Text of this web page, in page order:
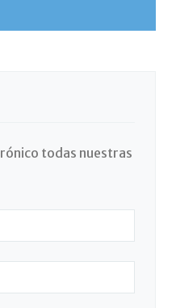
todas nuestras